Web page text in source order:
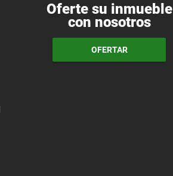
Oferte su inmueble
con nosotros
OFERTAR